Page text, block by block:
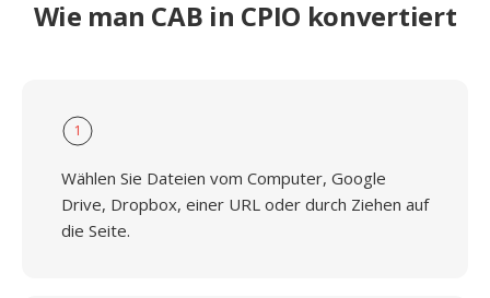
Wie man CAB in CPIO konvertiert
1
Wählen Sie Dateien vom Computer, Google
Drive, Dropbox, einer URL oder durch Ziehen auf
die Seite.